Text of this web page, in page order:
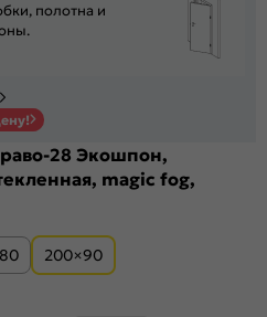
полотна и
28 Экошпон,
magic fog,
200×90